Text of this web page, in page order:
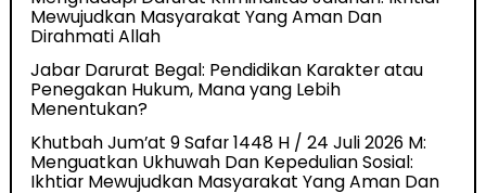
Mewujudkan Masyarakat Yang Aman Dan
Dirahmati Allah
Jabar Darurat Begal: Pendidikan Karakter atau
Penegakan Hukum, Mana yang Lebih
Menentukan?
Khutbah Jum’at 9 Safar 1448 H / 24 Juli 2026 M:
Menguatkan Ukhuwah Dan Kepedulian Sosial:
Ikhtiar Mewujudkan Masyarakat Yang Aman Dan